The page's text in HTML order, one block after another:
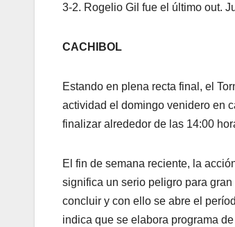
3-2. Rogelio Gil fue el último out.
CACHIBOL
Estando en plena recta final, el
actividad el domingo venidero en
finalizar alrededor de las 14:00
El fin de semana reciente, la
significa un serio peligro para
concluir y con ello se abre el
indica que se elabora programa